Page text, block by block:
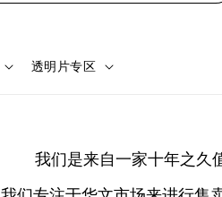
透明片专区
我们是来自一家十年之久